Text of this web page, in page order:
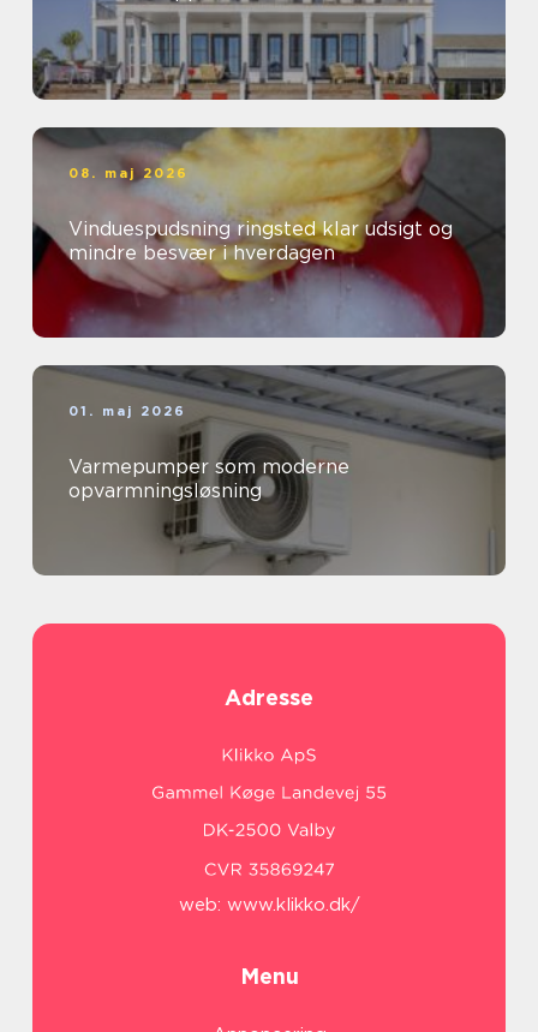
08. maj 2026
Vinduespudsning ringsted klar udsigt og
mindre besvær i hverdagen
01. maj 2026
Varmepumper som moderne
opvarmningsløsning
Adresse
web: www.klikko.dk/
Menu